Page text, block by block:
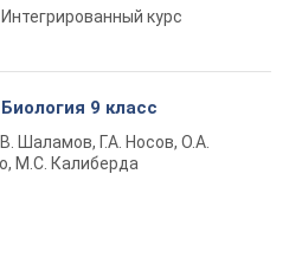
Интегрированный курс
9 класс
Шаламов, Г.А. Носов, О.А.
М.С. Калиберда